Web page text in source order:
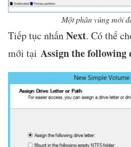
Một phân vùng mới
Tiếp tục nhấnNext. Có thể
mới tại Assign the